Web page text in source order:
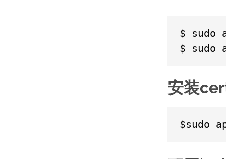
$ sudo
安装
$sudo